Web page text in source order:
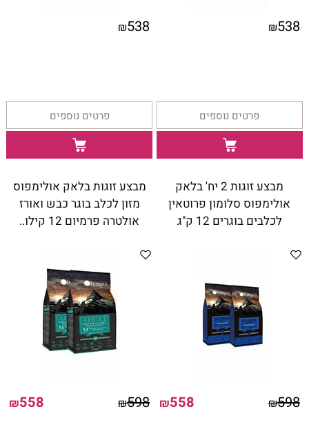
₪538
פרטים נוספים
₪538
פרטים נוספים
מבצע זוגות 2 יח' בלאק
אולימפוס סלומון פרוטאין
לכלבים בוגרים 12 ק"ג
₪598
₪558
מבצע זוגות בלאק אולימפוס
מזון לכלב בוגר כבש ואורז
אולטרה פרמיום 12 קילו..
₪598
₪558